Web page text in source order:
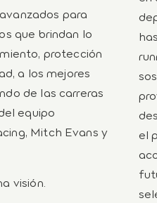
para
que brindan lo
protección
a los mejores
de las carreras
equipo
Mitch Evans y
visión.
el